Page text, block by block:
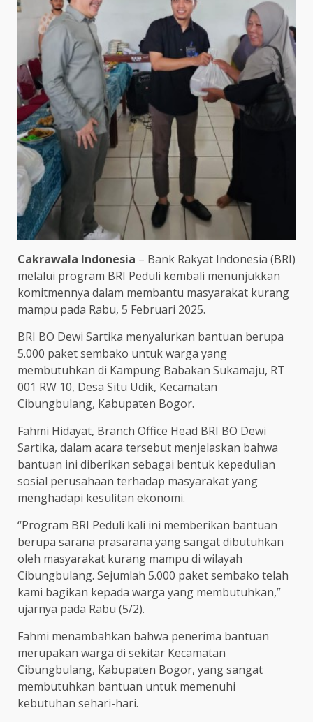
Cakrawala Indonesia – Bank Rakyat Indonesia (BRI)
melalui program BRI Peduli kembali menunjukkan
komitmennya dalam membantu masyarakat kurang
mampu pada Rabu, 5 Februari 2025.
BRI BO Dewi Sartika menyalurkan bantuan berupa
5.000 paket sembako untuk warga yang
membutuhkan di Kampung Babakan Sukamaju, RT
001 RW 10, Desa Situ Udik, Kecamatan
Cibungbulang, Kabupaten Bogor.
Fahmi Hidayat, Branch Office Head BRI BO Dewi
Sartika, dalam acara tersebut menjelaskan bahwa
bantuan ini diberikan sebagai bentuk kepedulian
sosial perusahaan terhadap masyarakat yang
menghadapi kesulitan ekonomi.
“Program BRI Peduli kali ini memberikan bantuan
berupa sarana prasarana yang sangat dibutuhkan
oleh masyarakat kurang mampu di wilayah
Cibungbulang. Sejumlah 5.000 paket sembako telah
kami bagikan kepada warga yang membutuhkan,”
ujarnya pada Rabu (5/2).
Fahmi menambahkan bahwa penerima bantuan
merupakan warga di sekitar Kecamatan
Cibungbulang, Kabupaten Bogor, yang sangat
membutuhkan bantuan untuk memenuhi
kebutuhan sehari-hari.